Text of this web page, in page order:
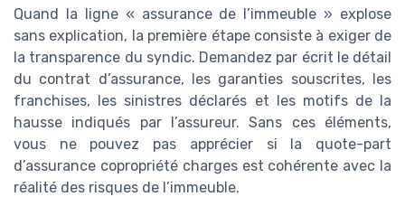
Quand la ligne « assurance de l’immeuble » explose
sans explication, la première étape consiste à exiger de
la transparence du syndic. Demandez par écrit le détail
du contrat d’assurance, les garanties souscrites, les
franchises, les sinistres déclarés et les motifs de la
hausse indiqués par l’assureur. Sans ces éléments,
vous ne pouvez pas apprécier si la quote-part
d’assurance copropriété charges est cohérente avec la
réalité des risques de l’immeuble.